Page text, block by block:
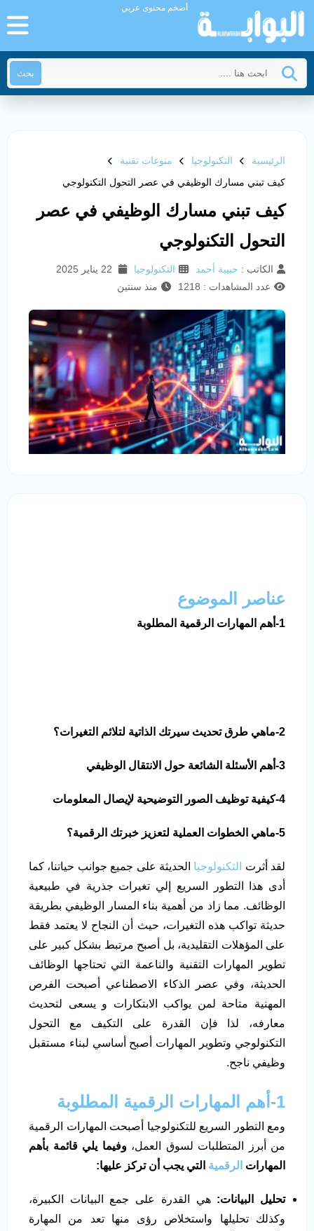
أضخم محتوى عربي
بحث
الرئيسية التكنولوجيا
منوعات تقنية
كيف تبني مسارك الوظيفي في عصر التحول التكنولوجي
كيف تبني مسارك الوظيفي في عصر
التحول التكنولوجي
الكاتب : حبيبة أحمد التكنولوجيا
عدد المشاهدات : 1218
منذ سنتين
عناصر الموضوع
1-أهم المهارات الرقمية المطلوبة
2-ماهي طرق تحديث سيرتك الذاتية لتلائم التغيرات؟
3-أهم الأسئلة الشائعة حول الانتقال الوظيفي
4-كيفية توظيف الصور التوضيحية لإيصال المعلومات
5-ماهي الخطوات العملية لتعزيز خبرتك الرقمية؟
لقد أثرت التكنولوجيا الحديثة على جميع جوانب حياتنا، كما
أدى هذا التطور السريع إلي تغيرات جذرية في طبيعية
الوظائف. مما زاد من أهمية بناء المسار الوظيفي بطريقة
حديثة تواكب هذه التغيرات، حيث أن النجاح لا يعتمد فقط
على المؤهلات التقليدية، بل أصبح مرتبط بشكل كبير على
تطوير المهارات التقنية والناعمة التي تحتاجها الوظائف
الحديثة، وفي عصر الذكاء الاصطناعي أصبحت الفرص
المهنية متاحة لمن يواكب الابتكارات و يسعى لتحديث
معارفه، لذا فإن القدرة على التكيف مع التحول
التكنولوجي وتطوير المهارات أصبح أساسي لبناء مستقبل
وظيفي ناجح.
1-أهم المهارات الرقمية المطلوبة
ومع التطور السريع للتكنولوجيا أصبحت المهارات الرقمية
من أبرز المتطلبات لسوق العمل، وفيما يلي قائمة بأهم
المهارات الرقمية التي يجب أن تركز عليها:
تحليل البيانات:هي القدرة على جمع البيانات الكبيرة،
وكذلك تحليلها واستخلاص رؤى منها تعد من المهارة